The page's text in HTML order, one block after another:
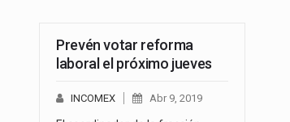
Prevén votar reforma
laboral el próximo jueves
INCOMEX Abr 9, 2019